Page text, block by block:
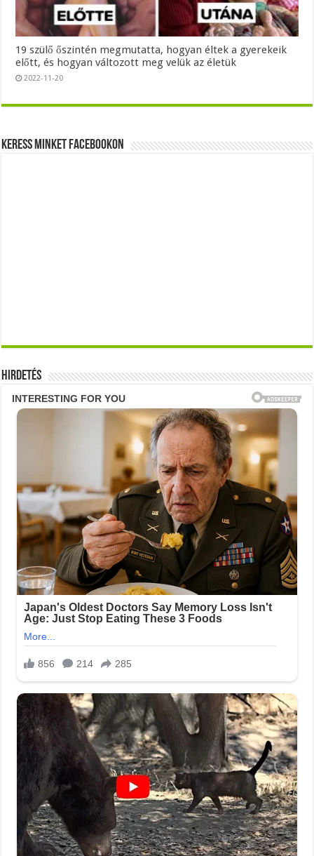
19 szülő őszintén megmutatta, hogyan éltek a gyerekeik
előtt, és hogyan változott meg velük az életük
2022-11-20
Keress minket Facebookon
Hirdetés